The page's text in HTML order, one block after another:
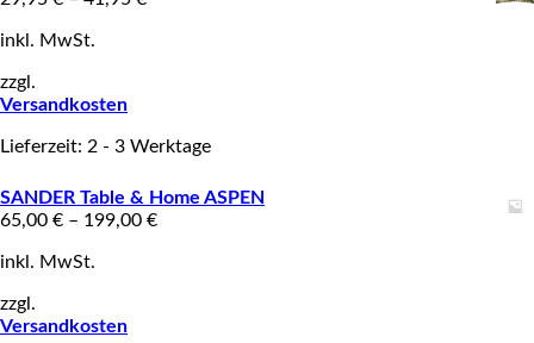
inkl. MwSt.
zzgl.
Versandkosten
Lieferzeit: 2 - 3 Werktage
SANDER Table & Home ASPEN
65,00 € – 199,00 €
inkl. MwSt.
zzgl.
Versandkosten